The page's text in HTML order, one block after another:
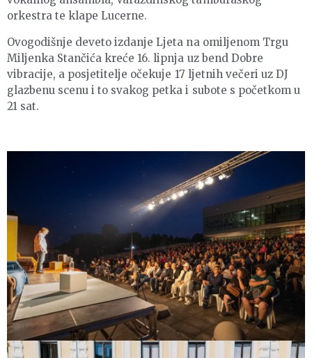
orkestra te klape Lucerne.
Ovogodišnje deveto izdanje Ljeta na omiljenom Trgu
Miljenka Stančića kreće 16. lipnja uz bend Dobre
vibracije, a posjetitelje očekuje 17 ljetnih večeri uz DJ
glazbenu scenu i to svakog petka i subote s početkom u
21 sat.